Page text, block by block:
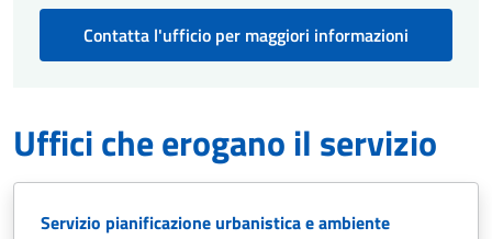
Contatta l'ufficio per maggiori informazioni
Uffici che erogano il servizio
Servizio pianificazione urbanistica e ambiente